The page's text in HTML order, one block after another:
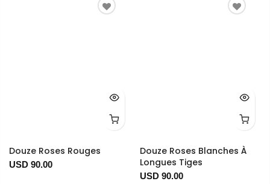
Douze Roses Rouges
USD 90.00
Douze Roses Blanches À
Longues Tiges
USD 90.00